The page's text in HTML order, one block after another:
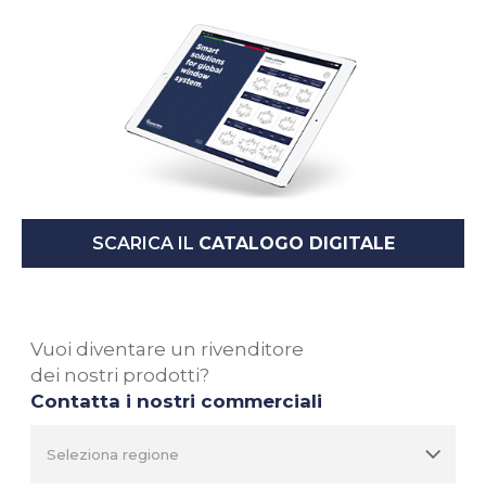
SCARICA IL CATALOGO DIGITALE
Vuoi diventare un rivenditore
dei nostri prodotti?
Contatta i nostri commerciali